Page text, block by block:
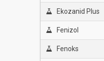
Ekozanid Plus
Fenizol
Fenoks